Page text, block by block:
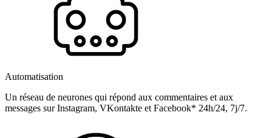
Automatisation
Un réseau de neurones qui répond aux commentaires et aux
messages sur Instagram, VKontakte et Facebook* 24h/24, 7j/7.